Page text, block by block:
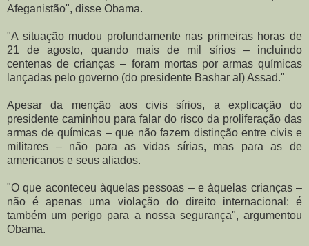
Afeganistão", disse Obama.
"A situação mudou profundamente nas primeiras horas de
21 de agosto, quando mais de mil sírios – incluindo
centenas de crianças – foram mortas por armas químicas
lançadas pelo governo (do presidente Bashar al) Assad."
Apesar da menção aos civis sírios, a explicação do
presidente caminhou para falar do risco da proliferação das
armas de químicas – que não fazem distinção entre civis e
militares – não para as vidas sírias, mas para as de
americanos e seus aliados.
"O que aconteceu àquelas pessoas – e àquelas crianças –
não é apenas uma violação do direito internacional: é
também um perigo para a nossa segurança", argumentou
Obama.